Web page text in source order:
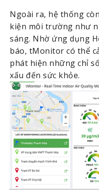
Ngoài ra, hệ thống
kiện môi trường như
sáng. Nhờ ứng dụng
báo, tMonitor có thể
phát hiện những chỉ
xấu đến sức khỏe.